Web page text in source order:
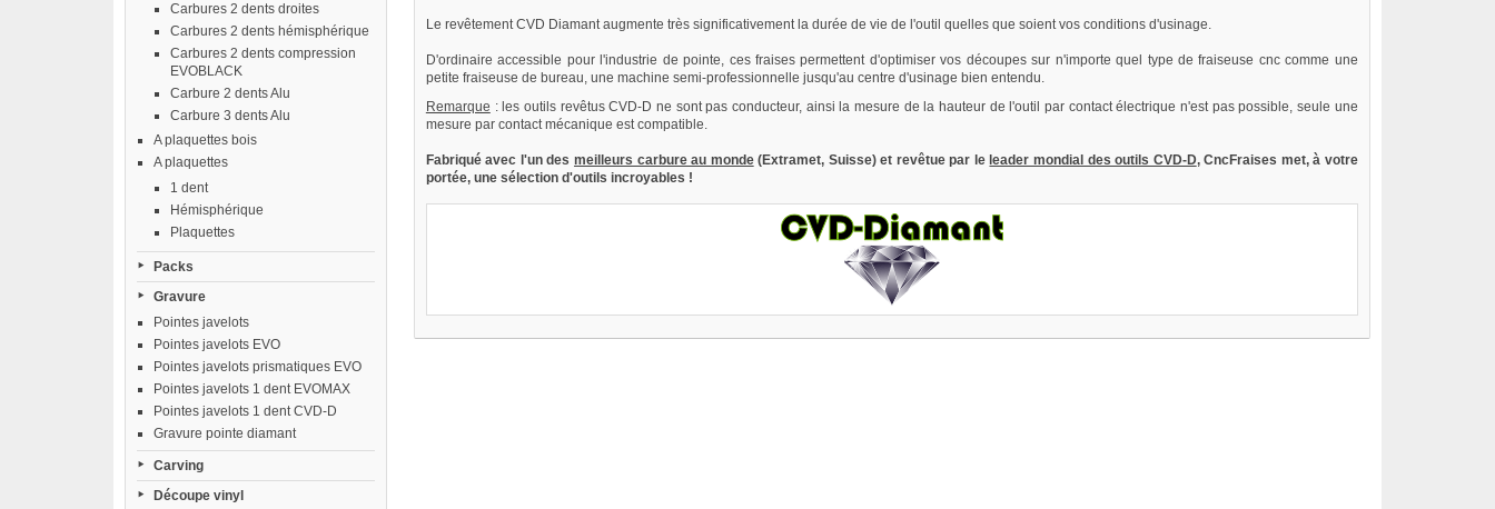
Carbures 2 dents droites
Carbures 2 dents hémisphérique
Carbures 2 dents compression
EVOBLACK
Carbure 2 dents Alu
Carbure 3 dents Alu
A plaquettes bois
A plaquettes
1 dent
Hémisphérique
Plaquettes
Packs
Gravure
Pointes javelots
Pointes javelots EVO
Pointes javelots prismatiques EVO
Pointes javelots 1 dent EVOMAX
Pointes javelots 1 dent CVD-D
Gravure pointe diamant
Carving
Découpe vinyl
Le revêtement CVD Diamant augmente très significativement la durée de vie de l'outil quelles que soient vos conditions d'usinage.
D'ordinaire accessible pour l'industrie de pointe, ces fraises permettent d'optimiser vos découpes sur n'importe quel type de fraiseuse cnc comme une
petite fraiseuse de bureau, une machine semi-professionnelle jusqu'au centre d'usinage bien entendu.
Remarque : les outils revêtus CVD-D ne sont pas conducteur, ainsi la mesure de la hauteur de l'outil par contact électrique n'est pas possible, seule une
mesure par contact mécanique est compatible.
Fabriqué avec l'un desmeilleurs carbure au monde(Extramet, Suisse) et revêtue par le leader mondial des outils CVD-D, CncFraises met, à votre
portée, une sélection d'outils incroyables !